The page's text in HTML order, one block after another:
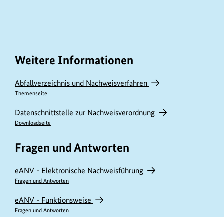
Weitere Informationen
Abfallverzeichnis und Nachweisverfahren
Themenseite
Datenschnittstelle zur Nachweisverordnung
Downloadseite
Fragen und Antworten
eANV - Elektronische Nachweisführung
Fragen und Antworten
eANV - Funktionsweise
Fragen und Antworten